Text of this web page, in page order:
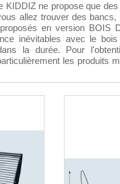
ne propose que
allez trouver des
en version BOIS
inévitables avec le
la durée. Pour
les produits